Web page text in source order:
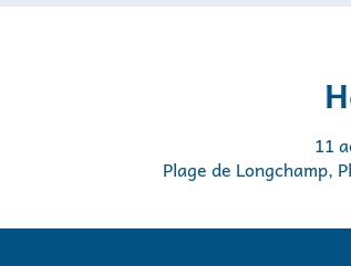
11
Plage de Longchamp,